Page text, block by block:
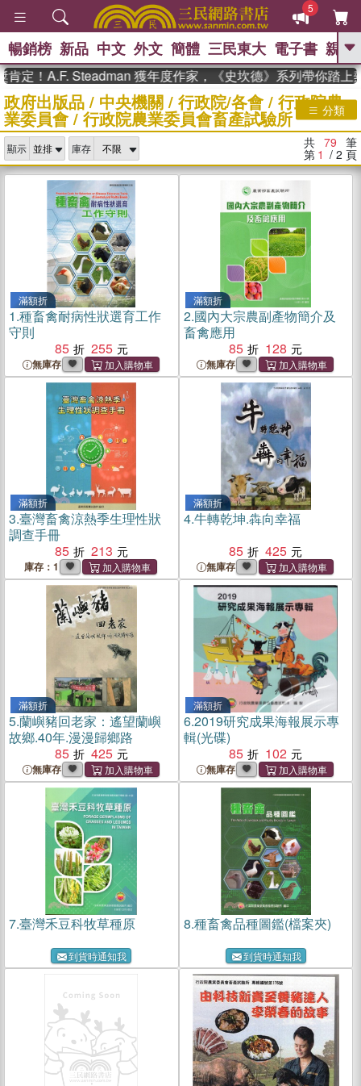
5
GO
熱搜： 東野圭吾 、 高希均教授回憶錄
、 The Odyssey 、 父親節 、 如果歷
史是一群喵 、 暑期推薦 、 國際布克
台灣的李
登輝時代 、 數學女孩：黎曼猜想 、
暢銷榜 新品 中文 外文 簡體 三民東大 電子書 親子
A.F. Steadman 獲年度作家，《史坎德》系列帶你踏上熱血奇
政府出版品/ 中央機關/ 行政院/各會/ 行政院農
業委員會/行政院農業委員會畜產試驗所 分類
顯示 庫存 共 79 筆
第 1 / 2 頁
滿額折
1.種畜禽耐病性狀選育工作
守則
85
255
無庫存
滿額折
2.國內大宗農副產物簡介及
畜禽應用
85
128
無庫存
滿額折
3.臺灣畜禽涼熱季生理性狀
調查手冊
85
213
庫存：1
滿額折
4.牛轉乾坤.犇向幸福
85
425
無庫存
滿額折
5.蘭嶼豬回老家：遙望蘭嶼
故鄉.40年.漫漫歸鄉路
85
425
無庫存
滿額折
6.2019研究成果海報展示專
輯(光碟)
85
102
無庫存
7.臺灣禾豆科牧草種原
到貨時通知我
8.種畜禽品種圖鑑(檔案夾)
到貨時通知我